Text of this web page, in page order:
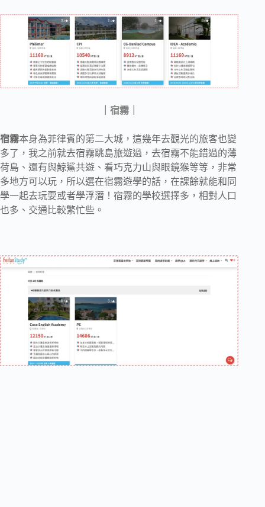
｜宿霧｜
宿霧本身為菲律賓的第二大城，這幾年去觀光的旅客也變
多了，我之前就去宿霧跳島旅遊過，去宿霧不能錯過的薄
荷島、還有與鯨鯊共遊、看巧克力山與眼鏡猴等等，非常
多地方可以玩，所以選在宿霧遊學的話，在課餘就能和同
學一起去玩耍或者學浮潛！宿霧的學校選擇多，相對人口
也多、交通比較繁忙些。